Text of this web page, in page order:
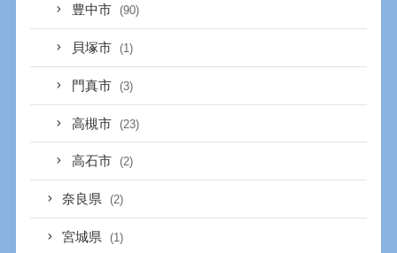
豊中市 (90)
貝塚市 (1)
門真市 (3)
高槻市 (23)
高石市 (2)
奈良県 (2)
宮城県 (1)